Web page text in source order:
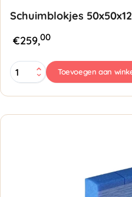
Schuimblokjes
€259,00
Schuimblokjes
50x50x12mm
Lichtklevend
aantal
Toevoegen aan